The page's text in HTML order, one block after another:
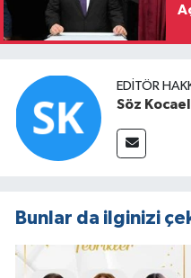
EDITÖR
Söz
Bunlar da ilginizi